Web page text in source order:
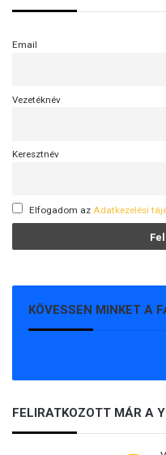
Email
Vezetéknév
Keresztnév
Elfogadom az Adatkezelési
KÖVESSEN MINKET A
FELIRATKOZOTT MÁR A